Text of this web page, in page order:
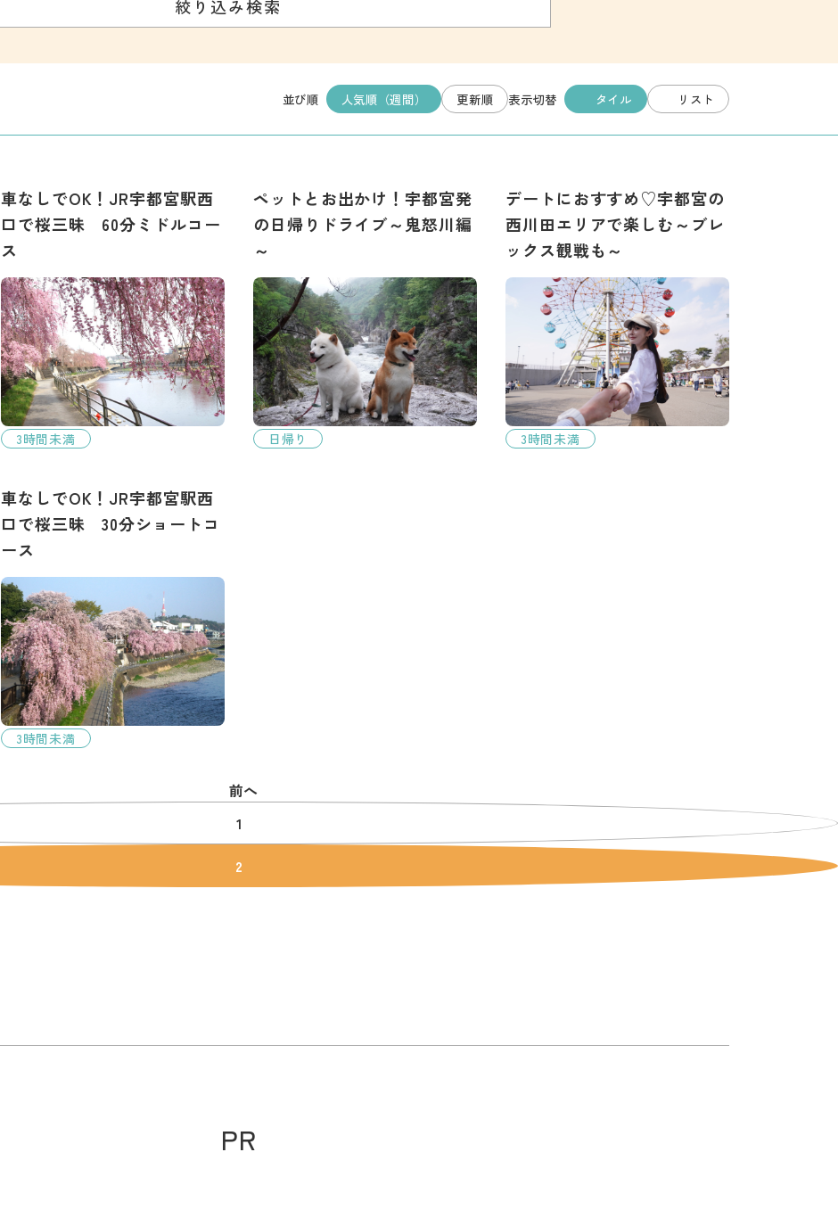
絞り込み検索
並び順 人気順（週間） 更新順 表示切替 タイル リスト
車なしでOK！JR宇都宮駅西
口で桜三昧 60分ミドルコー
ス
3時間未満
ペットとお出かけ！宇都宮発
の日帰りドライブ～鬼怒川編
～
日帰り
デートにおすすめ♡宇都宮の
西川田エリアで楽しむ～ブレ
ックス観戦も～
3時間未満
車なしでOK！JR宇都宮駅西
口で桜三昧 30分ショートコ
ース
3時間未満
前へ
1
2
PR